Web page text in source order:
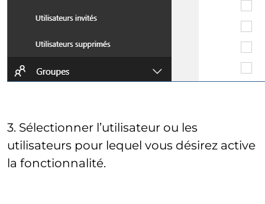
3. Sélectionner l’utilisateur ou les
utilisateurs pour lequel vous désirez active
la fonctionnalité.